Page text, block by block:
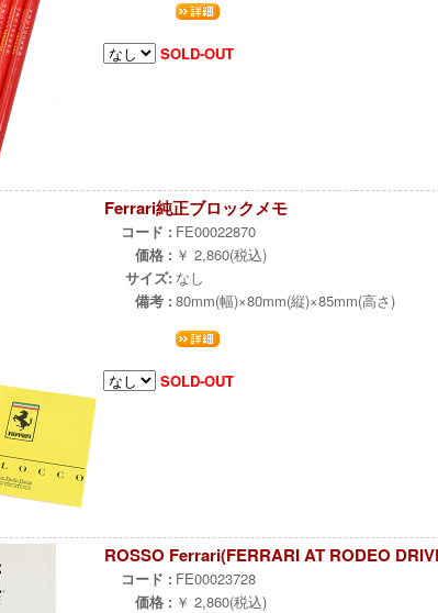
SOLD-OUT
Ferrari純正ブロックメモ
コード : FE00022870
価格 : ￥ 2,860(税込)
サイズ: なし
備考 : 80mm(幅)×80mm(縦)×85mm(高さ)
SOLD-OUT
ROSSO Ferrari(FERRARI AT RODEO
コード : FE00023728
価格 : ￥ 2,860(税込)